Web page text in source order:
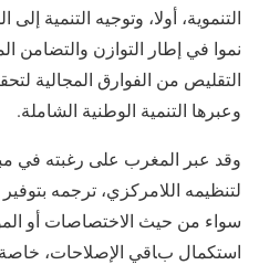
التنموية، أولا، وتوجيه التنمية إلى
نموا في إطار التوازن والتضامن
التقليص من الفوارق المجالية
وعبرها التنمية الوطنية الشاملة.
وقد عبر المغرب على رغبته في
لتنظيمه اللامركزي، ترجمه بتوفير
سواء من حيث الاختصاصات أو
استكمال باقي الإصلاحات، خاصة